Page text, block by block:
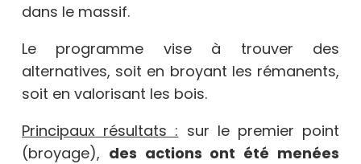
dans le massif.
Le programme vise à trouver des
alternatives, soit en broyant les rémanents,
soit en valorisant les bois.
Principaux résultats : sur le premier point
(broyage), des actions ont été menées